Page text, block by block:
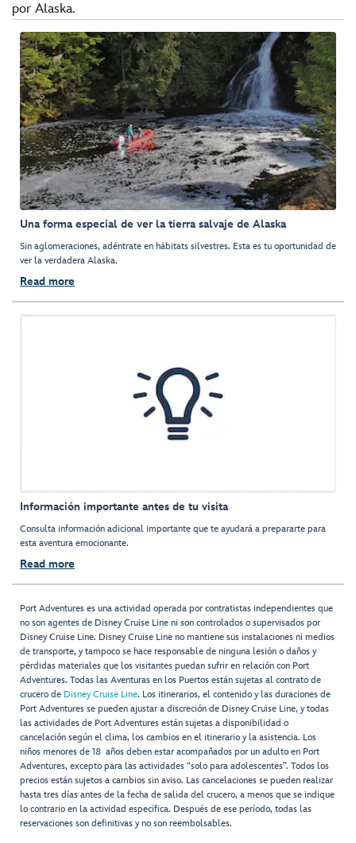
por Alaska.
Una forma especial de ver la tierra salvaje de Alaska
Sin aglomeraciones, adéntrate en hábitats silvestres. Esta es tu oportunidad de
ver la verdadera Alaska.
Read more
Información importante antes de tu visita
Consulta información adicional importante que te ayudará a prepararte para
esta aventura emocionante.
Read more
Port Adventures es una actividad operada por contratistas independientes que
no son agentes de Disney Cruise Line ni son controlados o supervisados por
Disney Cruise Line. Disney Cruise Line no mantiene sus instalaciones ni medios
de transporte, y tampoco se hace responsable de ninguna lesión o daños y
pérdidas materiales que los visitantes puedan sufrir en relación con Port
Adventures. Todas las Aventuras en los Puertos están sujetas al contrato de
crucero de Disney Cruise Line. Los itinerarios, el contenido y las duraciones de
Port Adventures se pueden ajustar a discreción de Disney Cruise Line, y todas
las actividades de Port Adventures están sujetas a disponibilidad o
cancelación según el clima, los cambios en el itinerario y la asistencia. Los
niños menores de 18 años deben estar acompañados por un adulto en Port
Adventures, excepto para las actividades “solo para adolescentes”. Todos los
precios están sujetos a cambios sin aviso. Las cancelaciones se pueden realizar
hasta tres días antes de la fecha de salida del crucero, a menos que se indique
lo contrario en la actividad específica. Después de ese período, todas las
reservaciones son definitivas y no son reembolsables.